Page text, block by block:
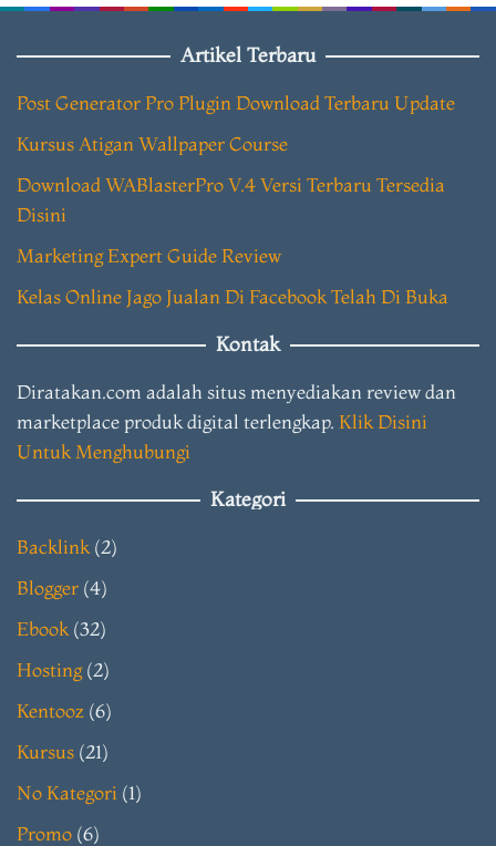
Artikel Terbaru
Post Generator Pro Plugin Download Terbaru Update
Kursus Atigan Wallpaper Course
Download WABlasterPro V.4 Versi Terbaru Tersedia
Disini
Marketing Expert Guide Review
Kelas Online Jago Jualan Di Facebook Telah Di Buka
Kontak
Diratakan.com adalah situs menyediakan review dan
marketplace produk digital terlengkap. Klik Disini
Untuk Menghubungi
Kategori
Backlink (2)
Blogger (4)
Ebook (32)
Hosting(2)
Kentooz (6)
Kursus (21)
No Kategori (1)
Promo (6)